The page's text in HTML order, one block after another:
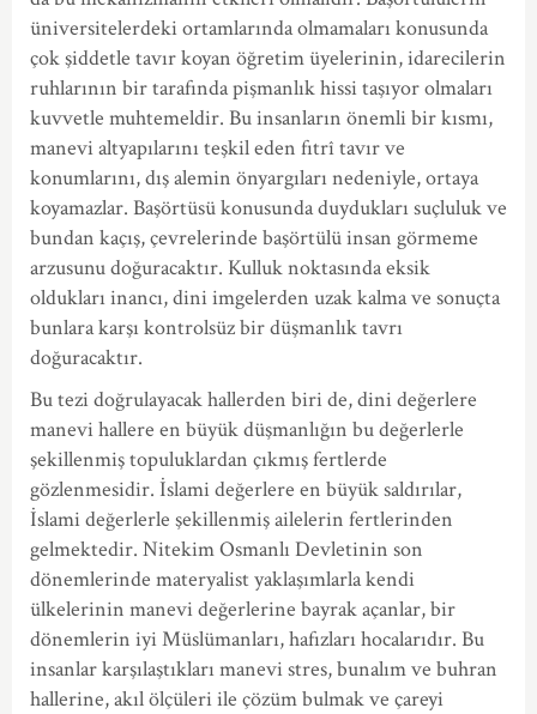
üniversitelerdeki ortamlarında olmamaları konusunda
çok şiddetle tavır koyan öğretim üyelerinin, idarecilerin
ruhlarının bir tarafında pişmanlık hissi taşıyor olmaları
kuvvetle muhtemeldir. Bu insanların önemli bir kısmı,
manevi altyapılarını teşkil eden fıtrî tavır ve
konumlarını, dış alemin önyargıları nedeniyle, ortaya
koyamazlar. Başörtüsü konusunda duydukları suçluluk ve
bundan kaçış, çevrelerinde başörtülü insan görmeme
arzusunu doğuracaktır. Kulluk noktasında eksik
oldukları inancı, dini imgelerden uzak kalma ve sonuçta
bunlara karşı kontrolsüz bir düşmanlık tavrı
doğuracaktır.
Bu tezi doğrulayacak hallerden biri de, dini değerlere
manevi hallere en büyük düşmanlığın bu değerlerle
şekillenmiş topuluklardan çıkmış fertlerde
gözlenmesidir. İslami değerlere en büyük saldırılar,
İslami değerlerle şekillenmiş ailelerin fertlerinden
gelmektedir. Nitekim Osmanlı Devletinin son
dönemlerinde materyalist yaklaşımlarla kendi
ülkelerinin manevi değerlerine bayrak açanlar, bir
dönemlerin iyi Müslümanları, hafızları hocalarıdır. Bu
insanlar karşılaştıkları manevi stres, bunalım ve buhran
hallerine, akıl ölçüleri ile çözüm bulmak ve çareyi